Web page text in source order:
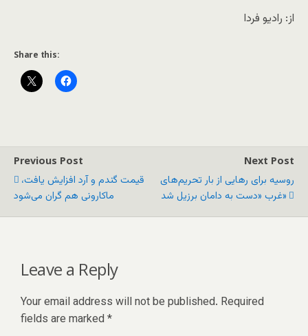
از: رادیو فردا
Share this:
Previous Post
قیمت گندم و آرد افزایش یافت،
ماکارونی هم گران می‌شود
Next Post
روسیه برای رهایی از بار تحریم‌های
غرب «دست به دامان برزیل شد»
Leave a Reply
Your email address will not be published. Required
fields are marked *